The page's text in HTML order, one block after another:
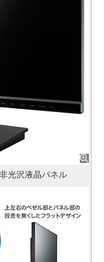
光沢液晶パネル